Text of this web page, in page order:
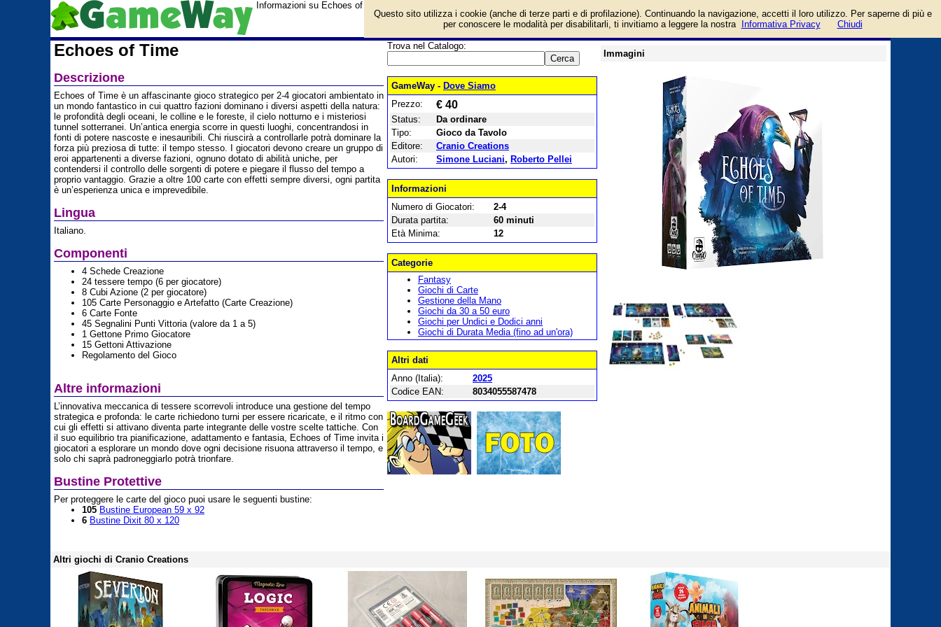
guida
Informazioni su Echoes of Time e prezzo di vendita. Prodotto da Cranio Creations
Echoes of Time
Descrizione
Echoes of Time è un affascinante gioco strategico per 2-4 giocatori ambientato in
un mondo fantastico in cui quattro fazioni dominano i diversi aspetti della natura:
le profondità degli oceani, le colline e le foreste, il cielo notturno e i misteriosi
tunnel sotterranei. Un’antica energia scorre in questi luoghi, concentrandosi in
fonti di potere nascoste e inesauribili. Chi riuscirà a controllarle potrà dominare la
forza più preziosa di tutte: il tempo stesso. I giocatori devono creare un gruppo di
eroi appartenenti a diverse fazioni, ognuno dotato di abilità uniche, per
contendersi il controllo delle sorgenti di potere e piegare il flusso del tempo a
proprio vantaggio. Grazie a oltre 100 carte con effetti sempre diversi, ogni partita
è un’esperienza unica e imprevedibile.
Lingua
Italiano.
Componenti
4 Schede Creazione
24 tessere tempo (6 per giocatore)
8 Cubi Azione (2 per giocatore)
105 Carte Personaggio e Artefatto (Carte Creazione)
6 Carte Fonte
45 Segnalini Punti Vittoria (valore da 1 a 5)
1 Gettone Primo Giocatore
15 Gettoni Attivazione
Regolamento del Gioco
Altre informazioni
L’innovativa meccanica di tessere scorrevoli introduce una gestione del tempo
strategica e profonda: le carte richiedono turni per essere ricaricate, e il ritmo con
cui gli effetti si attivano diventa parte integrante delle vostre scelte tattiche. Con
il suo equilibrio tra pianificazione, adattamento e fantasia, Echoes of Time invita i
giocatori a esplorare un mondo dove ogni decisione risuona attraverso il tempo, e
solo chi saprà padroneggiarlo potrà trionfare.
Bustine Protettive
Per proteggere le carte del gioco puoi usare le seguenti bustine:
105 Bustine European 59 x 92
6 Bustine Dixit 80 x 120
Trova nel Catalogo:
GameWay - Dove Siamo
Prezzo:
€ 40
Status:
Da ordinare
Tipo:
Gioco da Tavolo
Editore:
Cranio Creations
Autori:
Simone Luciani, Roberto Pellei
Informazioni
Numero di Giocatori:
2-4
Durata partita:
60 minuti
Età Minima:
12
Categorie
Fantasy
Giochi di Carte
Gestione della Mano
Giochi da 30 a 50 euro
Giochi per Undici e Dodici anni
Giochi di Durata Media (fino ad un'ora)
Altri dati
Anno (Italia):
2025
Codice EAN:
8034055587478
Immagini
Altri giochi di Cranio Creations
Questo sito utilizza i cookie (anche di terze parti e di profilazione). Continuando la navigazione, accetti il loro utilizzo. Per saperne di più e
per conoscere le modalità per disabilitarli, ti invitiamo a leggere la nostra
Informativa Privacy Chiudi